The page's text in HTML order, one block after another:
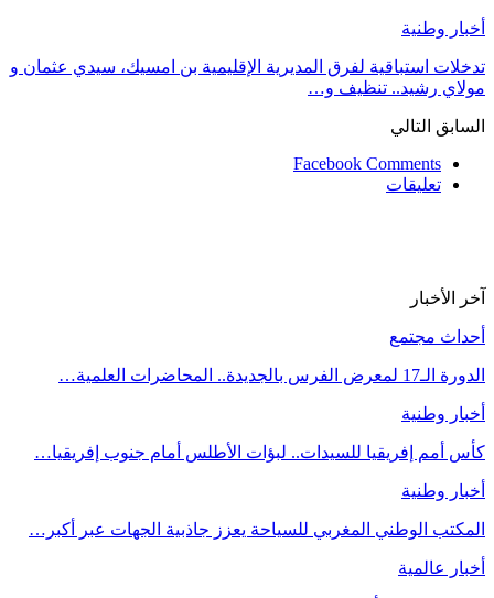
أخبار وطنية
تدخلات استباقية لفرق المديرية الإقليمية بن امسيك، سيدي عثمان و
مولاي رشيد.. تنظيف و…
السابق التالي
Facebook Comments
تعليقات
آخر الأخبار
أحداث مجتمع
الدورة الـ17 لمعرض الفرس بالجديدة.. المحاضرات العلمية…
أخبار وطنية
كأس أمم إفريقيا للسيدات.. لبؤات الأطلس أمام جنوب إفريقيا…
أخبار وطنية
المكتب الوطني المغربي للسياحة يعزز جاذبية الجهات عبر أكبر…
أخبار عالمية